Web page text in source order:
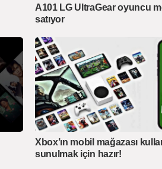
A101 LG UltraGear oyuncu
satıyor
Xbox’ın mobil mağazası
sunulmak için hazır!